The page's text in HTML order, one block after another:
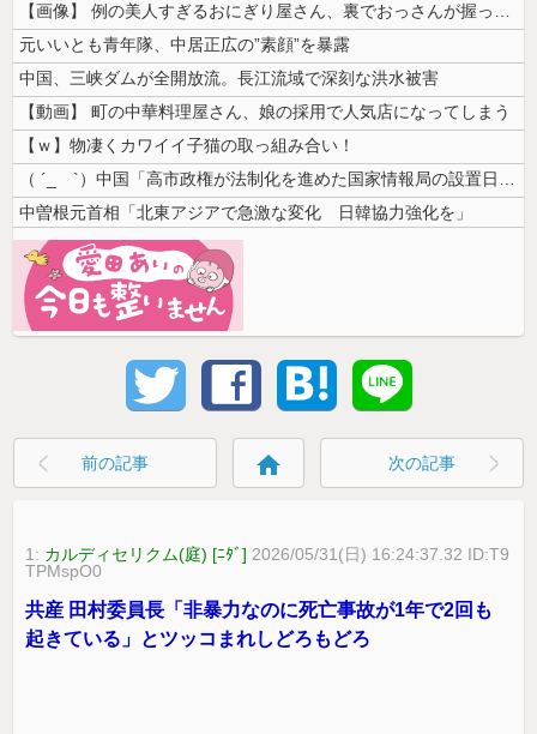
【画像】 例の美人すぎるおにぎり屋さん、裏でおっさんが握っていたｗｗｗ...
元いいとも青年隊、中居正広の”素顔”を暴露
中国、三峡ダムが全開放流。長江流域で深刻な洪水被害
【動画】 町の中華料理屋さん、娘の採用で人気店になってしまう
【ｗ】物凄くカワイイ子猫の取っ組み合い！
（ ´_ゝ`）中国「高市政権が法制化を進めた国家情報局の設置日が7月3...
中曽根元首相「北東アジアで急激な変化 日韓協力強化を」
前の記事 home 次の記事
1: カルディセリクム(庭) [ﾆﾀﾞ] 2026/05/31(日) 16:24:37.32 ID:T9
TPMspO0
共産 田村委員長「非暴力なのに死亡事故が1年で2回も
起きている」とツッコまれしどろもどろ